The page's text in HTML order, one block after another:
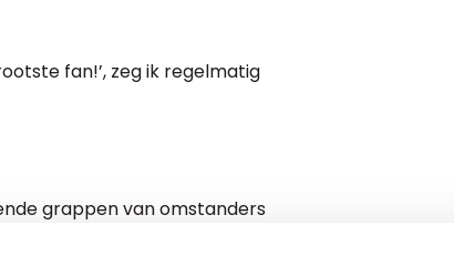
fan!’, zeg ik regelmatig
grappen van omstanders
gedoe eigenlijk?’ vragen